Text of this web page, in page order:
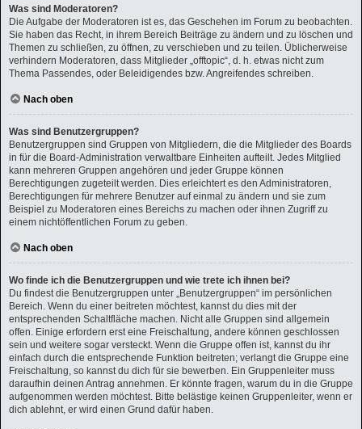
Was sind Moderatoren?
Die Aufgabe der Moderatoren ist es, das Geschehen im Forum zu beobachten.
Sie haben das Recht, in ihrem Bereich Beiträge zu ändern und zu löschen und
Themen zu schließen, zu öffnen, zu verschieben und zu teilen. Üblicherweise
verhindern Moderatoren, dass Mitglieder „offtopic“, d. h. etwas nicht zum
Thema Passendes, oder Beleidigendes bzw. Angreifendes schreiben.
Nach oben
Was sind Benutzergruppen?
Benutzergruppen sind Gruppen von Mitgliedern, die die Mitglieder des Boards
in für die Board-Administration verwaltbare Einheiten aufteilt. Jedes Mitglied
kann mehreren Gruppen angehören und jeder Gruppe können
Berechtigungen zugeteilt werden. Dies erleichtert es den Administratoren,
Berechtigungen für mehrere Benutzer auf einmal zu ändern und sie zum
Beispiel zu Moderatoren eines Bereichs zu machen oder ihnen Zugriff zu
einem nichtöffentlichen Forum zu geben.
Nach oben
Wo finde ich die Benutzergruppen und wie trete ich ihnen bei?
Du findest die Benutzergruppen unter „Benutzergruppen“ im persönlichen
Bereich. Wenn du einer beitreten möchtest, kannst du dies mit der
entsprechenden Schaltfläche machen. Nicht alle Gruppen sind allgemein
offen. Einige erfordern erst eine Freischaltung, andere können geschlossen
sein und weitere sogar versteckt. Wenn die Gruppe offen ist, kannst du ihr
einfach durch die entsprechende Funktion beitreten; verlangt die Gruppe eine
Freischaltung, so kannst du dich für sie bewerben. Ein Gruppenleiter muss
daraufhin deinen Antrag annehmen. Er könnte fragen, warum du in die Gruppe
aufgenommen werden möchtest. Bitte belästige keinen Gruppenleiter, wenn er
dich ablehnt, er wird einen Grund dafür haben.